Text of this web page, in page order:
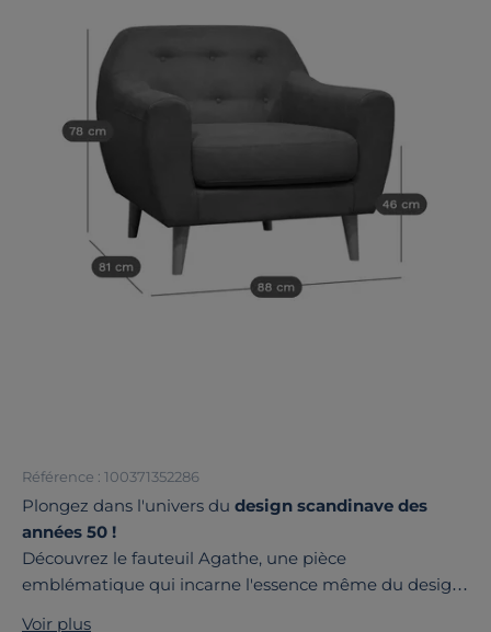
Référence : 100371352286
Plongez dans l'univers du design scandinave des
années 50 !
Découvrez le fauteuil Agathe, une pièce
emblématique qui incarne l'essence même du design
Voir plus